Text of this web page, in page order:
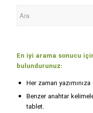
En iyi arama sonucu
bulundurunuz:
Her zaman
Benzer anahtar
tablet.